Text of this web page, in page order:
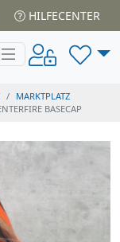
HILFECENTER
MARKTPLATZ
BASECAP